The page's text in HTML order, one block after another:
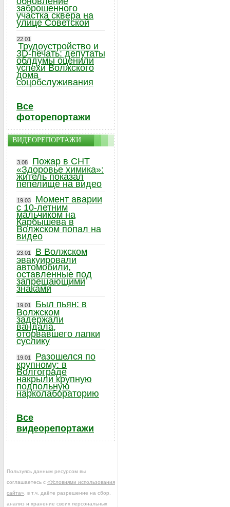
заброшенного
участка сквера на
улице Советской
22.01
Трудоустройство и
3D-печать: депутаты
облдумы оценили
успехи Волжского
дома
соцобслуживания
Все
фоторепортажи
ВИДЕОРЕПОРТАЖИ
3.08
Пожар в СНТ
«Здоровье химика»:
житель показал
пепелище на видео
19.03
Момент аварии
с 10-летним
мальчиком на
Карбышева в
Волжском попал на
видео
23.01
В Волжском
эвакуировали
автомобили,
оставленные под
запрещающими
знаками
19.01
Был пьян: в
Волжском
задержали
вандала,
оторвавшего лапки
суслику
19.01
Разошелся по
крупному: в
Волгограде
накрыли крупную
подпольную
нарколабораторию
Все
видеорепортажи
Пользуясь данным ресурсом вы
соглашаетесь с «Условиями использования
сайта» , в т.ч. даёте разрешение на сбор,
анализ и хранение своих персональных